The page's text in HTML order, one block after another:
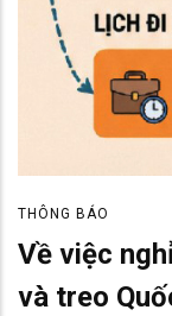
THÔNG BÁO
Về việc
và treo